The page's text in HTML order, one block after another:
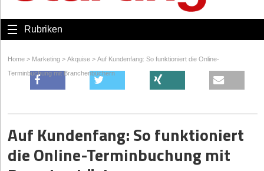
Rubriken
Home > Marketing > Akquise > Auf Kundenfang: So funktioniert die Online-
Terminbuchung mit Branchenbüchern
Auf Kundenfang: So funktioniert
die Online-Terminbuchung mit